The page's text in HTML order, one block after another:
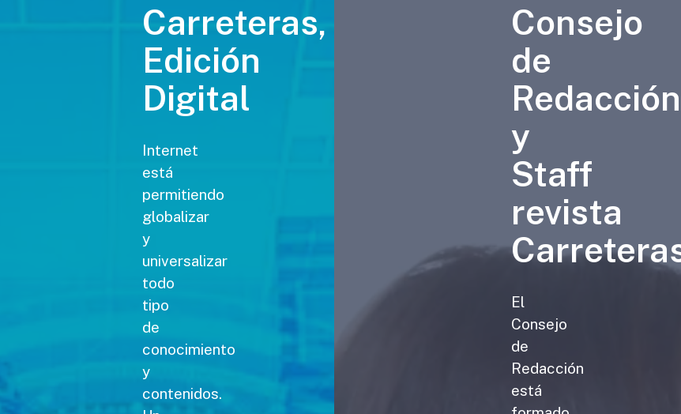
Carreteras,
Edición
Digital
Internet
está
permitiendo
globalizar
y
universalizar
todo
tipo
de
conocimiento
y
contenidos.
Consejo
de
Redacción
y
Staff
revista
El
Consejo
de
Redacción
está